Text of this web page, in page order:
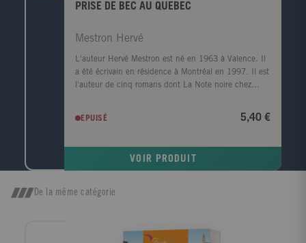
PRISE DE BEC AU QUEBEC
Mestron Hervé
L'auteur Hervé Mestron est né en 1963 à Valence. Il
a été écrivain en résidence à Montréal en 1997. Il est
l'auteur de cinq romans dont La Note noire chez
EPUISÉ 5,40 €
VOIR PRODUIT
De la même catégorie